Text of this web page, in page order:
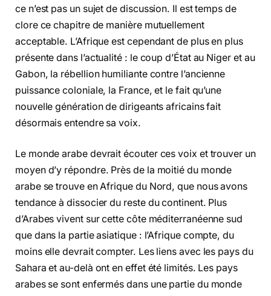
ce n’est pas un sujet de discussion. Il est temps de
clore ce chapitre de manière mutuellement
acceptable. L’Afrique est cependant de plus en plus
présente dans l’actualité : le coup d’État au Niger et au
Gabon, la rébellion humiliante contre l’ancienne
puissance coloniale, la France, et le fait qu’une
nouvelle génération de dirigeants africains fait
désormais entendre sa voix.
Le monde arabe devrait écouter ces voix et trouver un
moyen d’y répondre. Près de la moitié du monde
arabe se trouve en Afrique du Nord, que nous avons
tendance à dissocier du reste du continent. Plus
d’Arabes vivent sur cette côte méditerranéenne sud
que dans la partie asiatique : l’Afrique compte, du
moins elle devrait compter. Les liens avec les pays du
Sahara et au-delà ont en effet été limités. Les pays
arabes se sont enfermés dans une partie du monde